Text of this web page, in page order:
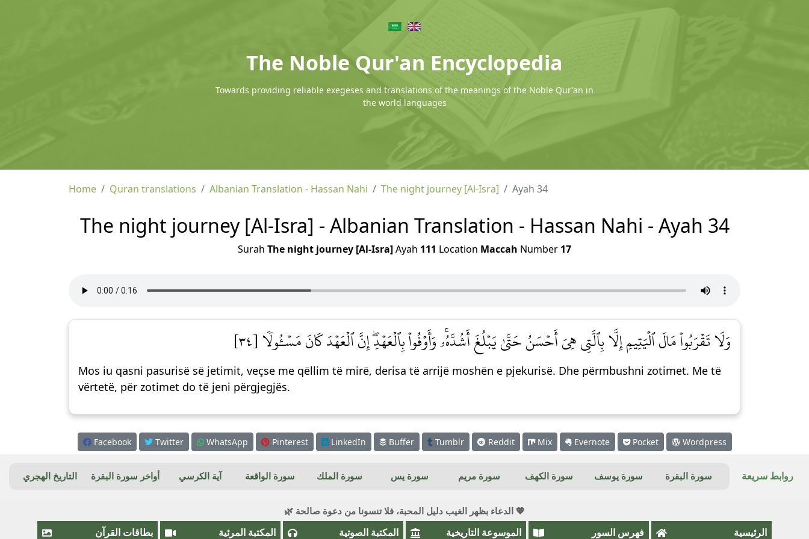
The Noble Qur'an Encyclopedia
Towards providing reliable exegeses and translations of the meanings of the Noble Qur'an in
the world languages
Home Quran translations Albanian Translation - Hassan Nahi The night journey [Al-Isra] Ayah 34
The night journey [Al-Isra] - Albanian Translation - Hassan Nahi - Ayah 34
Surah The night journey [Al-Isra]Ayah 111 Location Maccah Number 17
وَلَا تَقۡرَبُواْ مَالَ ٱلۡيَتِيمِ إِلَّا بِٱلَّتِي هِيَ أَحۡسَنُ حَتَّىٰ يَبۡلُغَ أَشُدَّهُۥۚ وَأَوۡفُواْ بِٱلۡعَهۡدِۖ إِنَّ ٱلۡعَهۡدَ كَانَ مَسۡـُٔولٗا [٣٤]
Mos iu qasni pasurisë së jetimit, veçse me qëllim të mirë, derisa të arrijë moshën e pjekurisë. Dhe përmbushni zotimet. Me të
vërtetë, për zotimet do të jeni përgjegjës.
Facebook Twitter WhatsApp Pinterest LinkedIn Buffer Tumblr Reddit Mix Evernote Pocket Wordpress
روابط سريعة سورة البقرة سورة يوسف سورة الكهف سورة مريم سورة يس سورة الملك سورة الواقعة آية الكرسي أواخر سورة البقرة التاريخ الهجري
💖 الدعاء بظهر الغيب دليل المحبة، فلا تنسونا من دعوة صالحة 🌿
الرئيسية فهرس السور الموسوعة التاريخية المكتبة الصوتية المكتبة المرئية بطاقات القرآن